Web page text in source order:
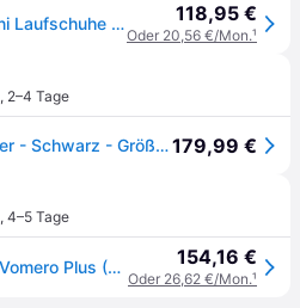
Nike Vomero Plusroad Runni Laufschuhe Damen - black/white-cool gr 118,95 €
Oder 20,56 €/Mon.¹
, 2–4 Tage
Nike Vomero Herren Sneaker - Schwarz - Größe 47 - Netz/Synthetik179,99 €
, 4–5 Tage
Nike, Damen, Laufschuhe, Vomero Plus (40), Schwarz, Weiss, Grau 154,16 €
Oder 26,62 €/Mon.¹